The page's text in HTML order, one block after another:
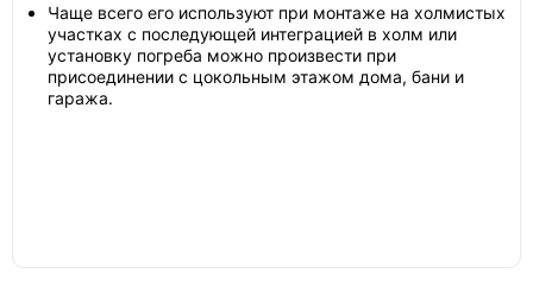
Чаще всего его используют при монтаже на холмистых
участках с последующей интеграцией в холм или
установку погреба можно произвести при
присоединении с цокольным этажом дома, бани и
гаража.